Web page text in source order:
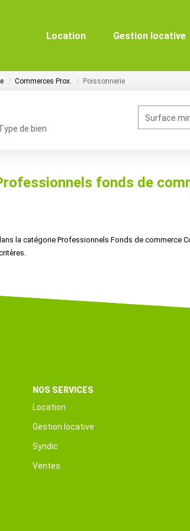
Location Gestion locative
Commerces Prox. Poissonnerie
de bien
Surface
fonds de
la catégorie Professionnels Fonds de commerce
NOS SERVICES
Location
Gestion locative
Syndic
Ventes